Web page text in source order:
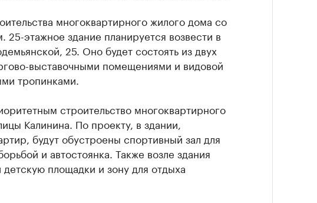
многоквартирного жилого дома со
этажное здание планируется возвести в
25. Оно будет состоять из двух
выставочными помещениями и видовой
тропинками.
строительство многоквартирного
Калинина. По проекту, в здании,
будут обустроены спортивный зал для
и автостоянка. Также возле здания
площадки и зону для отдыха